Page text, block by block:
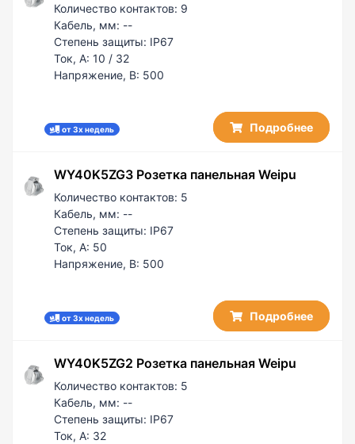
PG21/AD28.5
PG29/AD34.5
PG29/AD42.5
PG36/AD42.5
50 / 10
50 / 25
60 / 5
100
100 / 50
Количество контактов: 9
Кабель, мм: --
Степень защиты: IP67
Ток, А: 10 / 32
Напряжение, В: 500
от 3х недель Подробнее
WY40K5ZG3 Розетка панельная Weipu
Количество контактов: 5
Кабель, мм: --
Степень защиты: IP67
Ток, А: 50
Напряжение, В: 500
от 3х недель Подробнее
WY40K5ZG2 Розетка панельная Weipu
Количество контактов: 5
Кабель, мм: --
Степень защиты: IP67
Ток, А: 32